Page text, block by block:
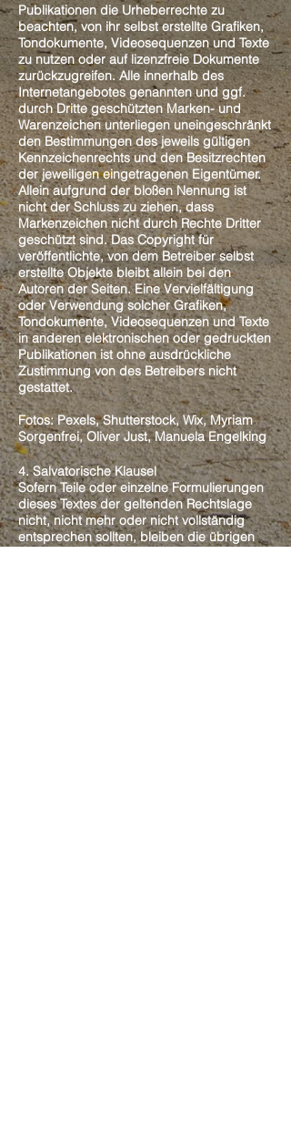
Publikationen die Urheberrechte zu
beachten, von ihr selbst erstellte Grafiken,
Tondokumente, Videosequenzen und Texte
zu nutzen oder auf lizenzfreie Dokumente
zurückzugreifen. Alle innerhalb des
Internetangebotes genannten und ggf.
durch Dritte geschützten Marken- und
Warenzeichen unterliegen uneingeschränkt
den Bestimmungen des jeweils gültigen
Kennzeichenrechts und den Besitzrechten
der jeweiligen eingetragenen Eigentümer.
Allein aufgrund der bloßen Nennung ist
nicht der Schluss zu ziehen, dass
Markenzeichen nicht durch Rechte Dritter
geschützt sind. Das Copyright für
veröffentlichte, von dem Betreiber selbst
erstellte Objekte bleibt allein bei den
Autoren der Seiten. Eine Vervielfältigung
oder Verwendung solcher Grafiken,
Tondokumente, Videosequenzen und Texte
in anderen elektronischen oder gedruckten
Publikationen ist ohne ausdrückliche
Zustimmung von des Betreibers nicht
gestattet.
Fotos: Pexels, Shutterstock, Wix, Myriam
Sorgenfrei, Oliver Just, Manuela Engelking
4. Salvatorische Klausel
Sofern Teile oder einzelne Formulierungen
dieses Textes der geltenden Rechtslage
nicht, nicht mehr oder nicht vollständig
entsprechen sollten, bleiben die übrigen